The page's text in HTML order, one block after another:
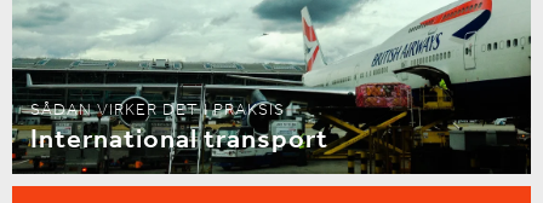
SÅDAN VIRKER DET I PRAKSIS
International transport